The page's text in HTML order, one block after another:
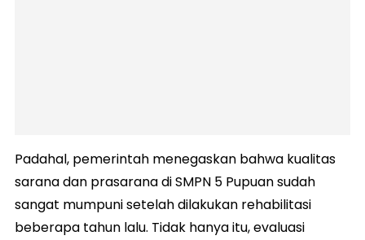
Padahal, pemerintah menegaskan bahwa kualitas
sarana dan prasarana di SMPN 5 Pupuan sudah
sangat mumpuni setelah dilakukan rehabilitasi
beberapa tahun lalu. Tidak hanya itu, evaluasi